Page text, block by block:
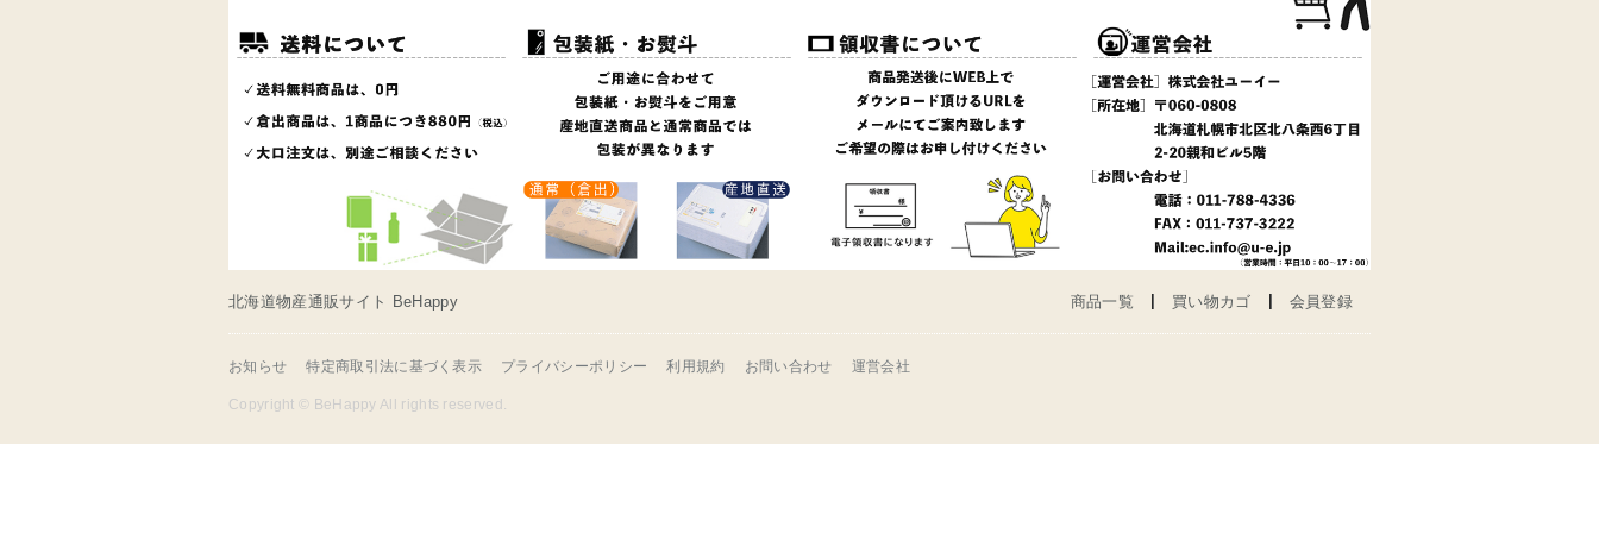
北海道物産通販サイト BeHappy 商品一覧 買い物カゴ 会員登録
お知らせ 特定商取引法に基づく表示 プライバシーポリシー 利用規約 お問い合わせ 運営会社
Copyright © BeHappyAll rights reserved.